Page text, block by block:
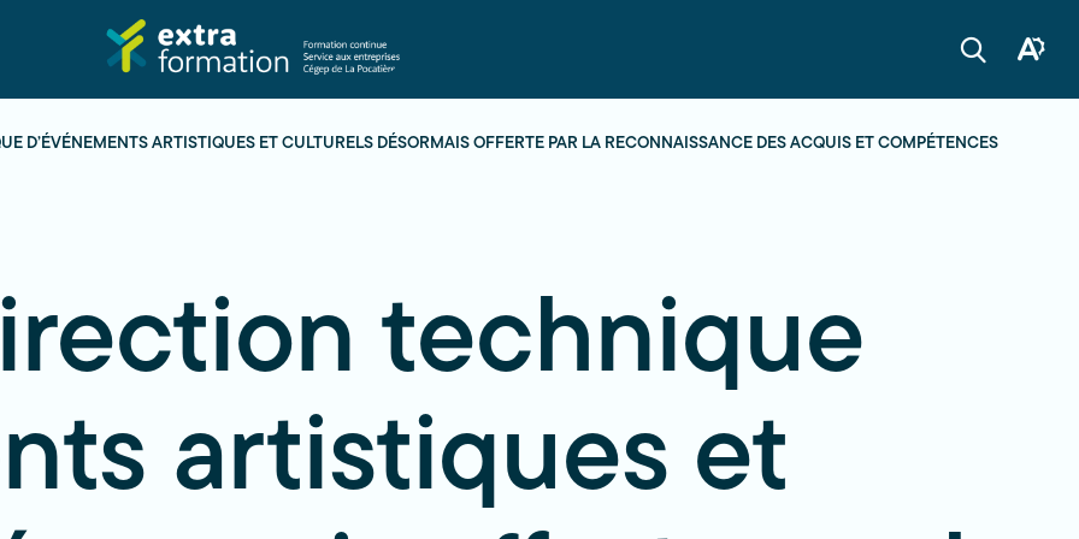
Ouvrir
Ouvrir
D’ÉVÉNEMENTS ARTISTIQUES ET CULTURELS DÉSORMAIS OFFERTE PAR LA RECONNAISSANCE DES ACQUIS ET COMPÉTENCES
technique
artistiques et